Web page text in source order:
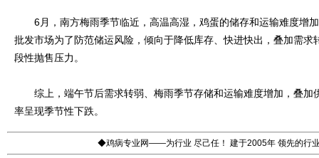
6月，南方梅雨季节临近，高温高湿，鸡蛋的储存和运输难度增
批发市场为了防范储运风险，倾向于降低库存、快进快出，叠加需求
段性抛售压力。
综上，端午节后需求转弱、梅雨季节存储和运输难度增加，叠加
率呈现季节性下跌。
◆鸡病专业网——为行业 尽己任！ 建于2005年 领先的行